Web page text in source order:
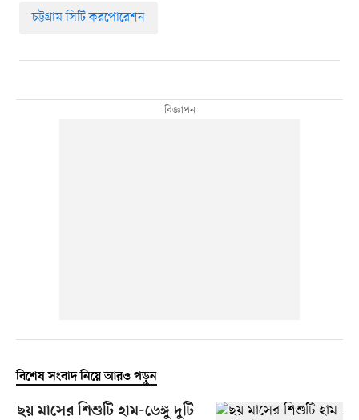
চট্টগ্রাম সিটি করপোরেশন
বিশেষ সংবাদ নিয়ে আরও পড়ুন
ছয় মাসের শিশুটি হাম-ডেঙ্গু দুটি